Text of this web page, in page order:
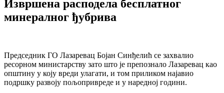
Извршена расподела бесплатног
минералног ђубрива
Председник ГО Лазаревац Бојан Синђелић се захвалио
ресорном министарству зато што је препознало Лазаревац као
општину у коју вреди улагати, и том приликом најавио
подршку развоју пољопривреде и у наредној години.